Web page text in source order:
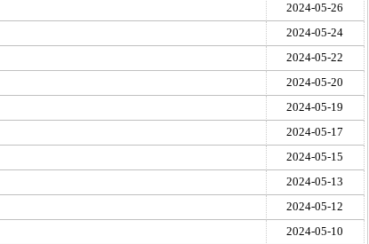
2024-05-26
2024-05-24
2024-05-22
2024-05-20
2024-05-19
2024-05-17
2024-05-15
2024-05-13
2024-05-12
2024-05-10